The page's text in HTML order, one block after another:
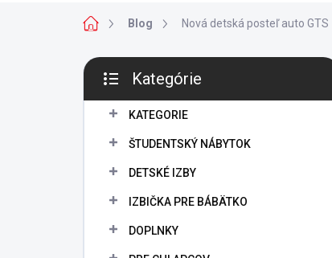
DomovBlog Nová detská posteľ auto GTS
B
č
kategórie
Kategórie
KATEGORIE
ŠTUDENTSKÝ NÁBYTOK
DETSKÉ IZBY
IZBIČKA PRE BÁBÄTKO
DOPLNKY